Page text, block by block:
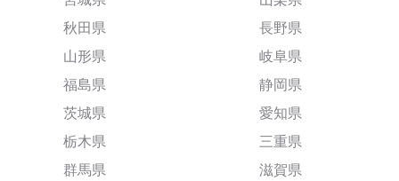
秋田県
山形県
福島県
茨城県
栃木県
群馬県
長野県
岐阜県
静岡県
愛知県
三重県
滋賀県